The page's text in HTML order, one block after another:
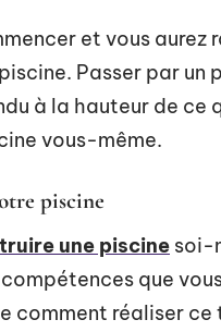
et vous aurez
Passer par
à la hauteur de ce
vous-même.
piscine
une piscine soi-
que
comment réaliser